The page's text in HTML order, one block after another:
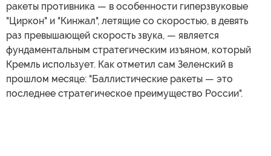
ракеты противника — в особенности гиперзвуковые
"Циркон" и "Кинжал", летящие со скоростью, в девять
раз превышающей скорость звука, — является
фундаментальным стратегическим изъяном, который
Кремль использует. Как отметил сам Зеленский в
прошлом месяце: "Баллистические ракеты — это
последнее стратегическое преимущество России".